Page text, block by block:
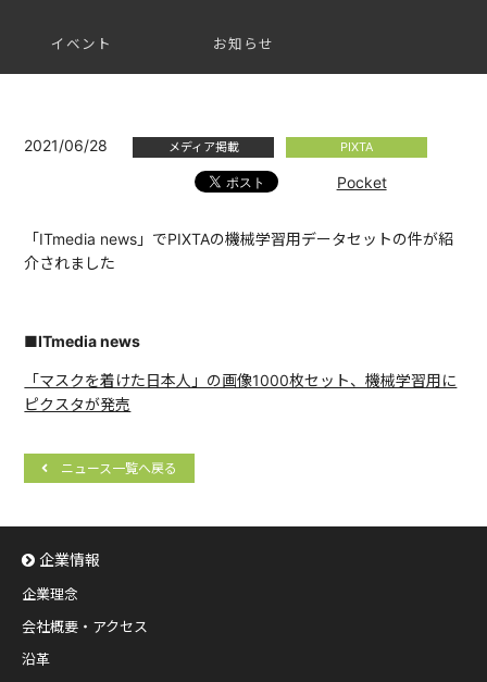
イベント お知らせ
2021/06/28 メディア掲載 PIXTA
Pocket
「ITmedia news」でPIXTAの機械学習用データセットの件が紹
介されました
■ITmedia news
「マスクを着けた日本人」の画像1000枚セット、機械学習用に
ピクスタが発売
ニュース一覧へ戻る
企業情報
企業理念
会社概要・アクセス
沿革